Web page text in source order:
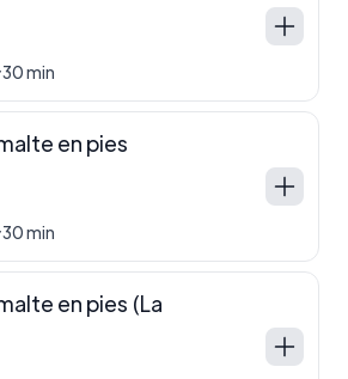
min
en pies
min
en pies (La